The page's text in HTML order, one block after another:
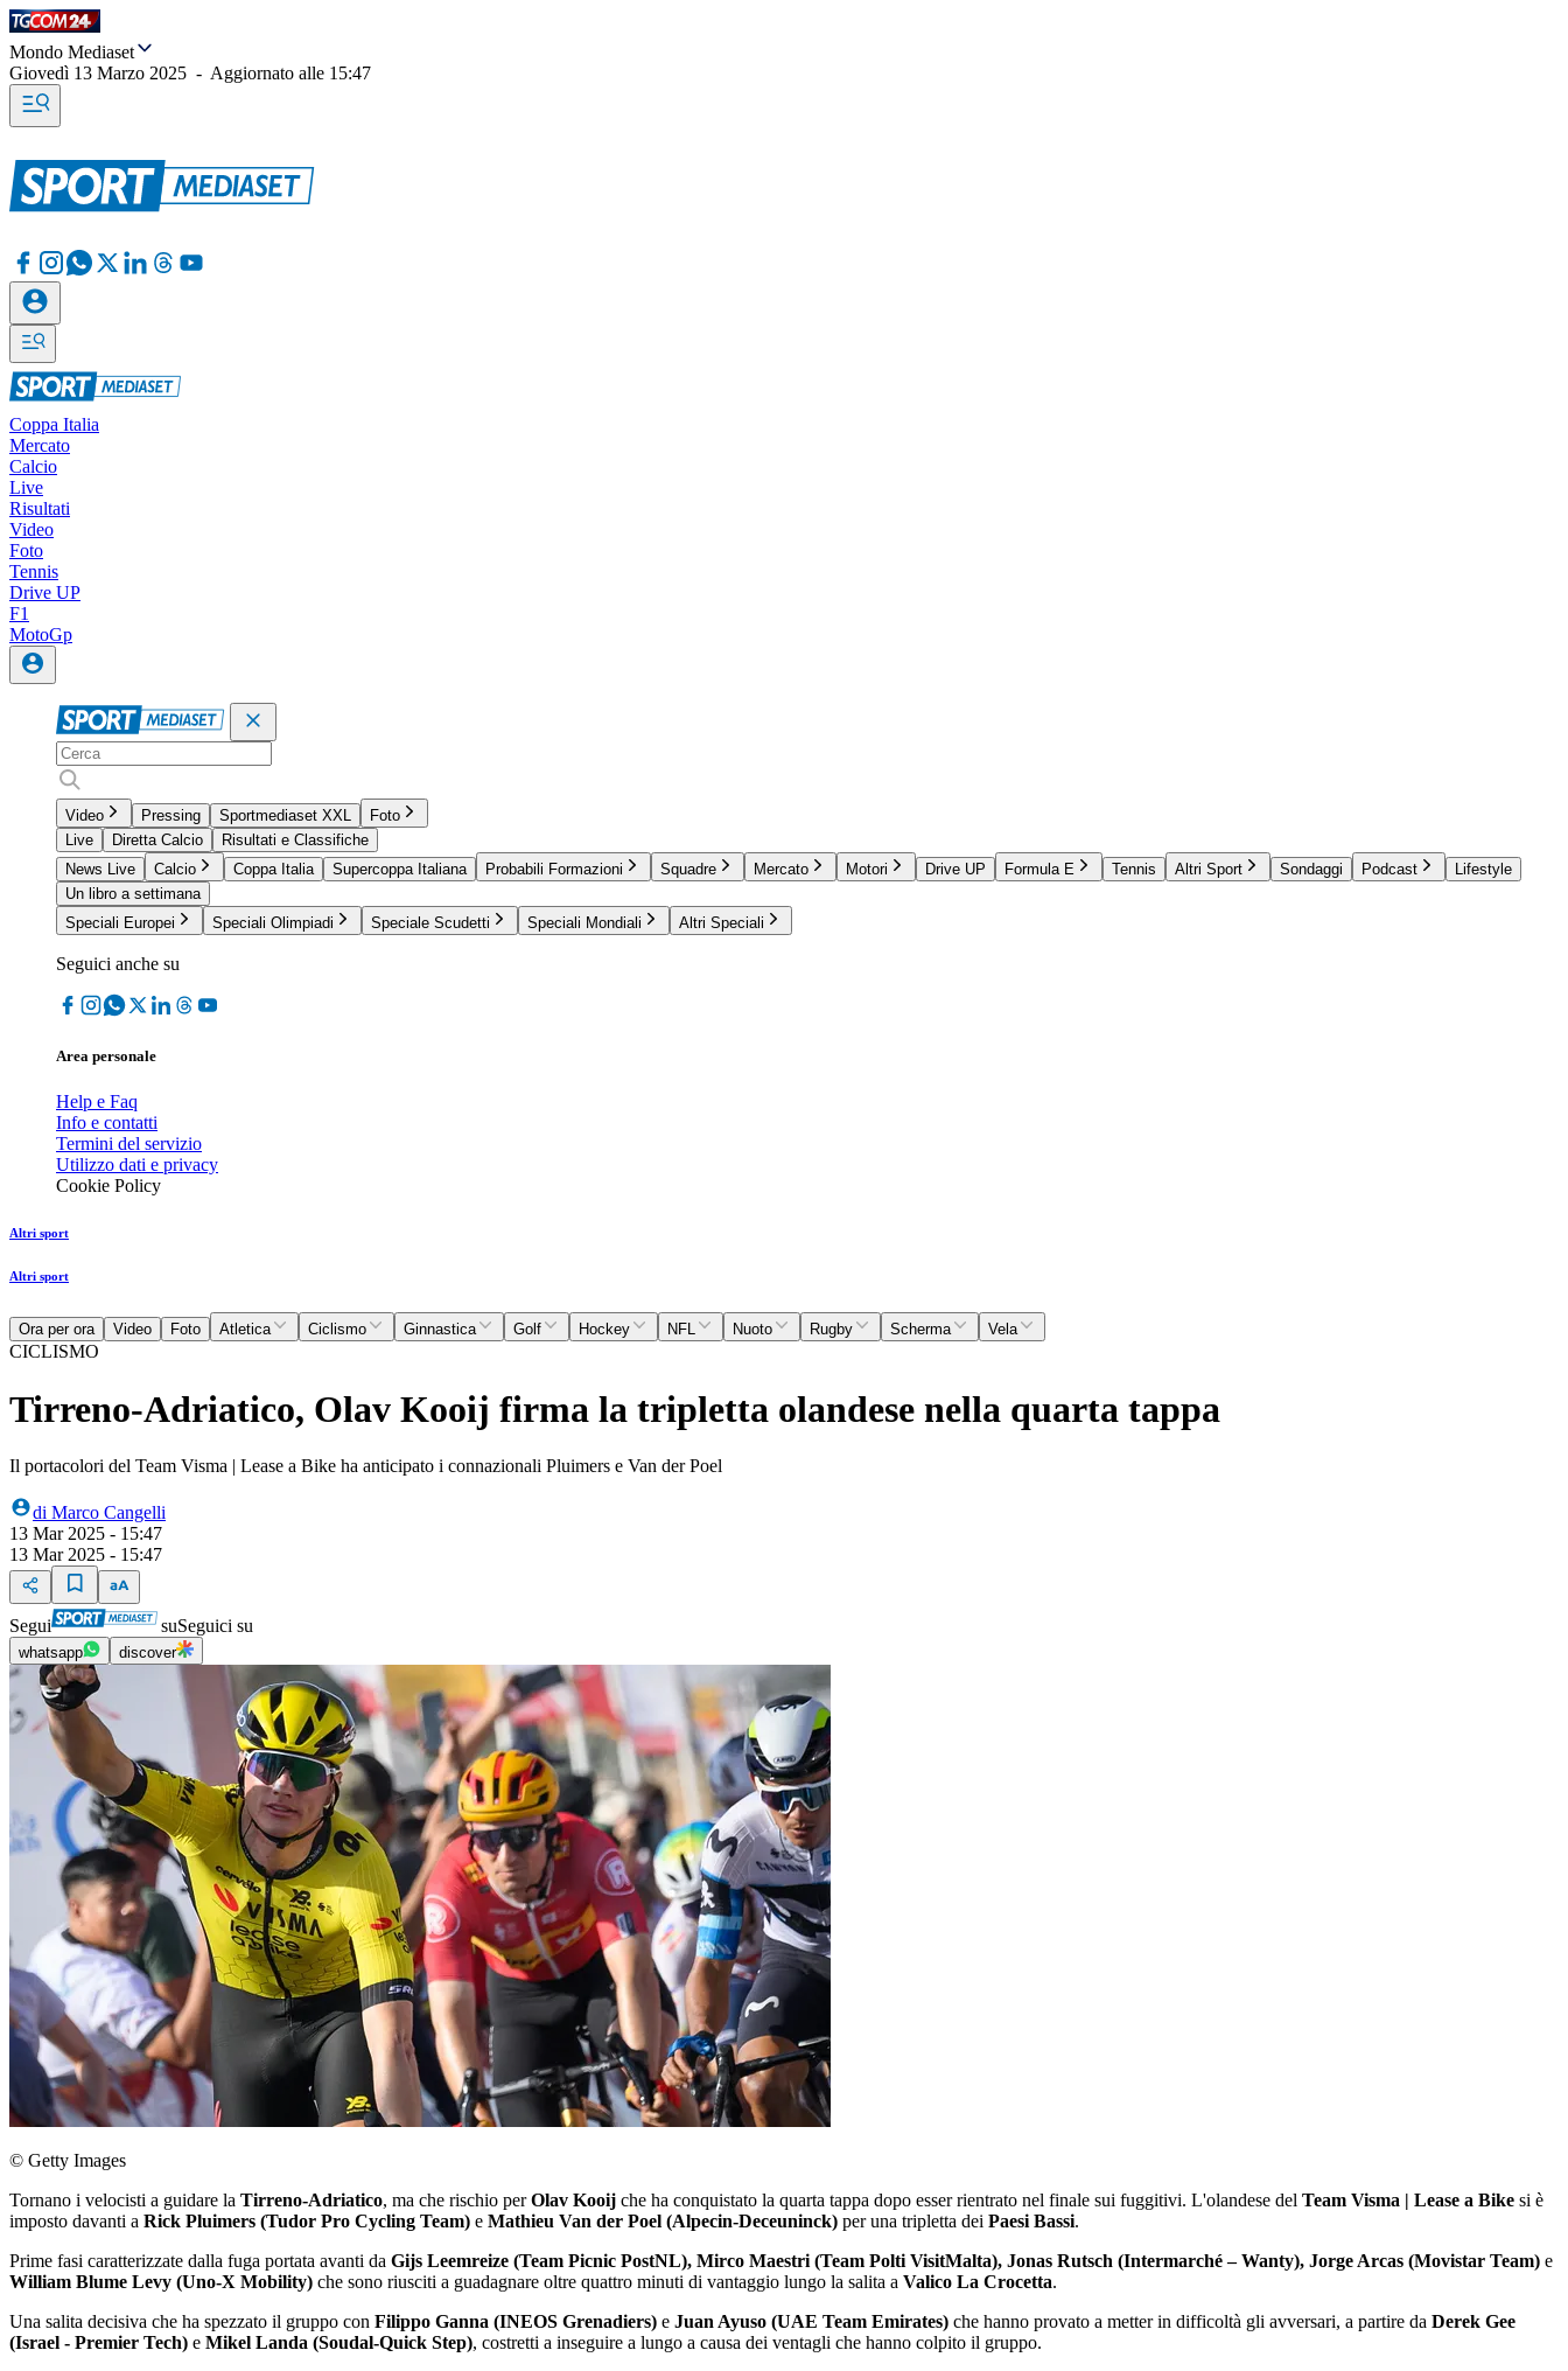
Mondo Mediaset
Giovedì 13 Marzo 2025 - Aggiornato alle 15:47
Coppa Italia
Mercato
Calcio
Live
Risultati
Video
Foto
Tennis
Drive UP
F1
MotoGp
Video Pressing Sportmediaset XXL
Foto
Live
Diretta Calcio
Risultati e Classifiche
News Live
Calcio Coppa Italia Supercoppa Italiana Probabili Formazioni Squadre Mercato Motori Drive UP Formula E Tennis Altri Sport Sondaggi Podcast
Lifestyle
Un libro a settimana
Speciali Europei
Speciali Olimpiadi Speciale Scudetti Speciali Mondiali Altri Speciali
Seguici anche su
Area personale
Help e Faq
Info e contatti
Termini del servizio
Utilizzo dati e privacy
Cookie Policy
Altri sport
Altri sport
Ora per ora Video Foto Atletica Ciclismo Ginnastica Golf Hockey NFL Nuoto Rugby Scherma Vela
CICLISMO
Tirreno-Adriatico, Olav Kooij firma la tripletta olandese nella quarta tappa
Il portacolori del Team Visma | Lease a Bike ha anticipato i connazionali Pluimers e Van der Poel
di Marco Cangelli
13 Mar 2025 - 15:47
13 Mar 2025 - 15:47
Segui suSeguici su
whatsapp discover
© Getty Images
Tornano i velocisti a guidare la Tirreno-Adriatico, ma che rischio perOlav Kooij che ha conquistato la quarta tappa dopo esser rientrato nel finale sui fuggitivi. L'olandese del Team Visma | Lease a Bike si è
imposto davanti a Rick Pluimers (Tudor Pro Cycling Team) e Mathieu Van der Poel (Alpecin-Deceuninck) per una tripletta dei Paesi Bassi.
Prime fasi caratterizzate dalla fuga portata avanti da Gijs Leemreize (Team Picnic PostNL), Mirco Maestri (Team Polti VisitMalta), Jonas Rutsch (Intermarché – Wanty), Jorge Arcas (Movistar Team) e
William Blume Levy (Uno-X Mobility) che sono riusciti a guadagnare oltre quattro minuti di vantaggio lungo la salita a Valico La Crocetta.
Una salita decisiva che ha spezzato il gruppo con Filippo Ganna (INEOS Grenadiers) e Juan Ayuso (UAE Team Emirates) che hanno provato a metter in difficoltà gli avversari, a partire da Derek Gee
(Israel - Premier Tech) e Mikel Landa (Soudal-Quick Step), costretti a inseguire a lungo a causa dei ventagli che hanno colpito il gruppo.